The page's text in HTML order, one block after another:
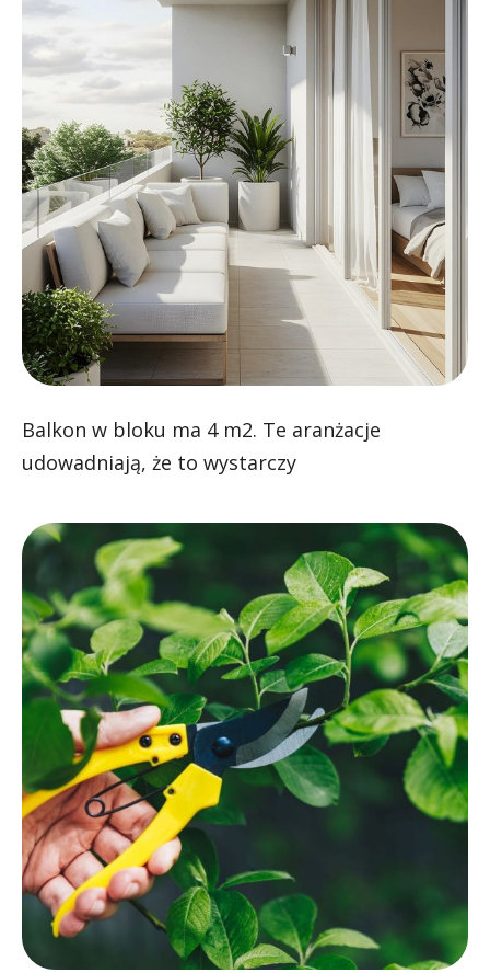
Balkon w bloku ma 4 m2. Te aranżacje
udowadniają, że to wystarczy